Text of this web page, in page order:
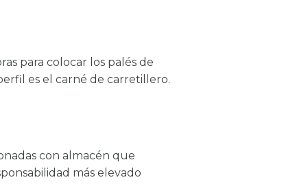
para colocar los palés de
es el carné de carretillero.
con almacén que
más elevado